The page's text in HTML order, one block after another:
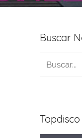
Buscar